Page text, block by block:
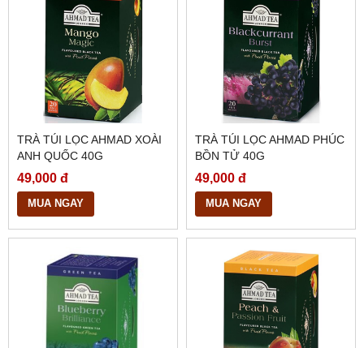
TRÀ TÚI LỌC AHMAD XOÀI
ANH QUỐC 40G
49,000 đ
MUA NGAY
TRÀ TÚI LỌC AHMAD PHÚC
BỒN TỬ 40G
49,000 đ
MUA NGAY